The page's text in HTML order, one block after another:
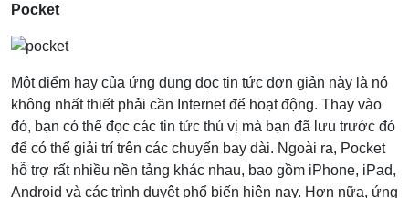
Pocket
Một điểm hay của ứng dụng đọc tin tức đơn giản này là nó
không nhất thiết phải cần Internet để hoạt động. Thay vào
đó, bạn có thể đọc các tin tức thú vị mà bạn đã lưu trước đó
để có thể giải trí trên các chuyến bay dài. Ngoài ra, Pocket
hỗ trợ rất nhiều nền tảng khác nhau, bao gồm iPhone, iPad,
Android và các trình duyệt phổ biến hiện nay. Hơn nữa, ứng